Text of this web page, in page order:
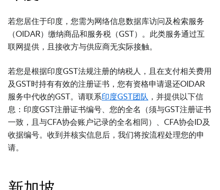
若您居住于印度，您需为网络信息数据库访问及检索服务
（OIDAR）缴纳商品和服务税（GST）。此类服务通过互
联网提供，且接收方与供应商无实际接触。
若您是根据印度GST法规注册的纳税人，且在支付相关费用
及GST时持有有效的注册证书，您有资格申请退还OIDAR
服务中代收的GST。请联系印度GST团队 ，并提供以下信
息：印度GST注册证书编号、您的全名（须与GST注册证书
一致，且与CFA协会账户记录的全名相同）、CFA协会ID及
收据编号。收到并核实信息后，我们将按流程处理您的申
请。